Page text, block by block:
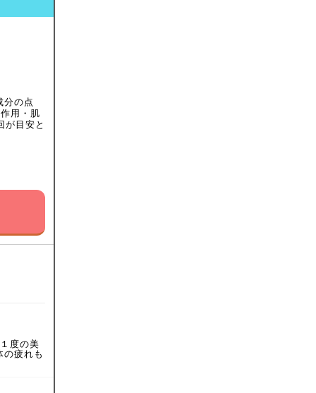
分の点
用・肌
目安と
度の美
疲れも